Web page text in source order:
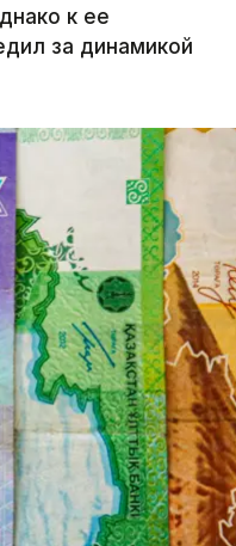
к ее
за динамикой